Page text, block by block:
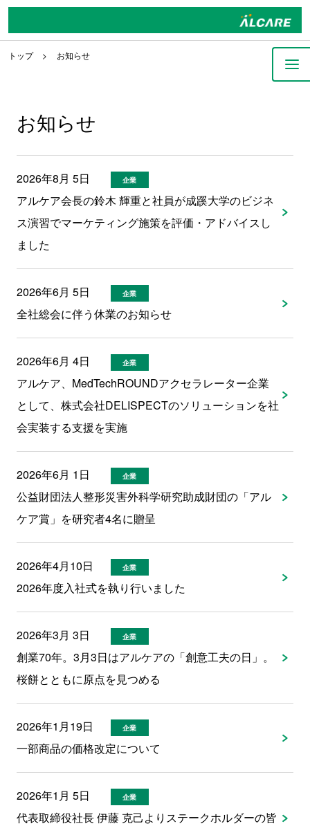
トップ お知らせ
お知らせ
2026年8月 5日 企業
アルケア会長の鈴木 輝重と社員が成蹊大学のビジネ
ス演習でマーケティング施策を評価・アドバイスし
ました
2026年6月 5日 企業
全社総会に伴う休業のお知らせ
2026年6月 4日 企業
アルケア、MedTechROUNDアクセラレーター企業
として、株式会社DELISPECTのソリューションを社
会実装する支援を実施
2026年6月 1日 企業
公益財団法人整形災害外科学研究助成財団の「アル
ケア賞」を研究者4名に贈呈
2026年4月10日 企業
2026年度入社式を執り行いました
2026年3月 3日 企業
創業70年。3月3日はアルケアの「創意工夫の日」。
桜餅とともに原点を見つめる
2026年1月19日 企業
一部商品の価格改定について
2026年1月 5日 企業
代表取締役社長 伊藤 克己よりステークホルダーの皆